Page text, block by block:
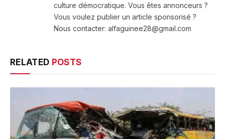
culture démocratique. Vous êtes annonceurs ?
Vous voulez publier un article sponsorisé ?
Nous contacter: alfaguinee28@gmail.com
RELATED POSTS